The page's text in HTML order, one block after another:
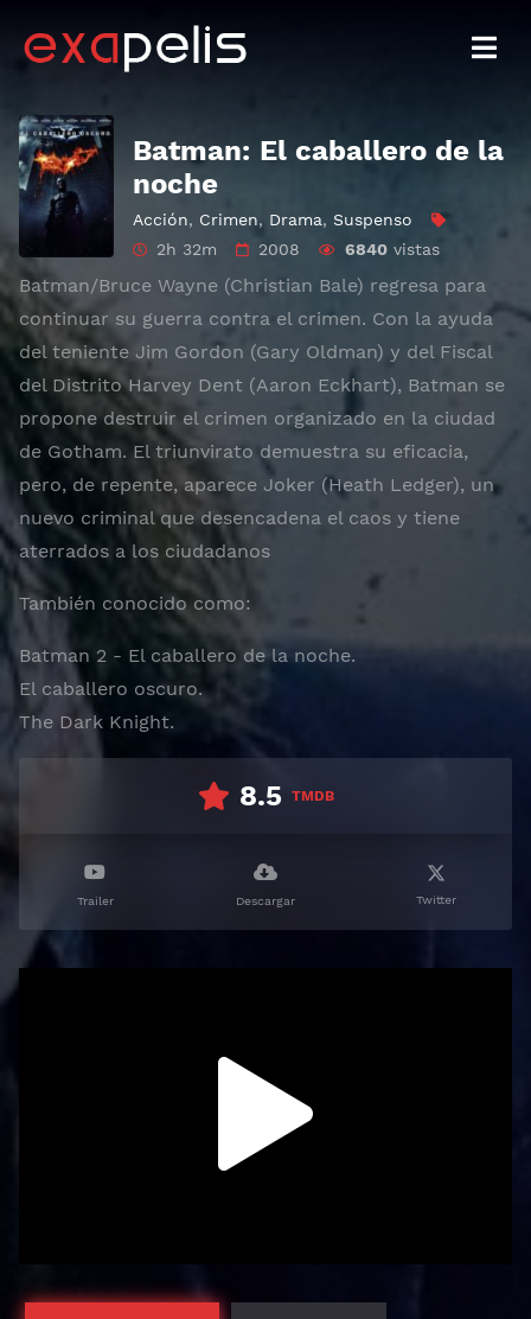
Batman: El caballero de la
noche
Acción, Crimen, Drama, Suspenso
2h 32m
2008 6840 vistas
Batman/Bruce Wayne (Christian Bale) regresa para
continuar su guerra contra el crimen. Con la ayuda
del teniente Jim Gordon (Gary Oldman) y del Fiscal
del Distrito Harvey Dent (Aaron Eckhart), Batman se
propone destruir el crimen organizado en la ciudad
de Gotham. El triunvirato demuestra su eficacia,
pero, de repente, aparece Joker (Heath Ledger), un
nuevo criminal que desencadena el caos y tiene
aterrados a los ciudadanos
También conocido como:
Batman 2 - El caballero de la noche.
El caballero oscuro.
The Dark Knight.
8.5 TMDB
Trailer Descargar Twitter